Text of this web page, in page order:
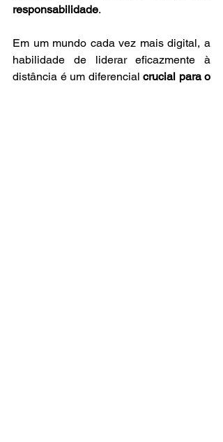
responsabilidade.
Em um mundo cada vez mais digital, a
habilidade de liderar eficazmente à
distância é um diferencial crucial para o